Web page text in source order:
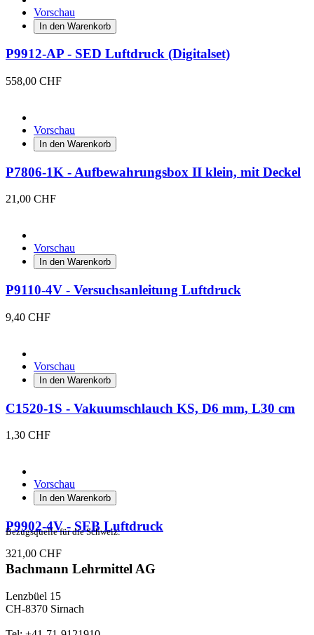
Vorschau
In den Warenkorb
P9912-AP - SED Luftdruck (Digitalset)
558,00 CHF
Vorschau
In den Warenkorb
P7806-1K - Aufbewahrungsbox II klein, mit Deckel
21,00 CHF
Vorschau
In den Warenkorb
P9110-4V - Versuchsanleitung Luftdruck
9,40 CHF
Vorschau
In den Warenkorb
C1520-1S - Vakuumschlauch KS, D6 mm, L30 cm
1,30 CHF
Vorschau
In den Warenkorb
P9902-4V - SEB Luftdruck
321,00 CHF
Bezugsquelle für die Schweiz:
Bachmann Lehrmittel AG
Lenzbüel 15
CH-8370 Sirnach